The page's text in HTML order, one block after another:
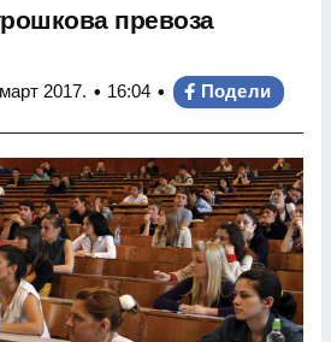
превоза
2017. • 16:04 • Подели